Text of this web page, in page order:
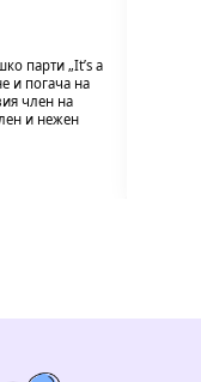
парти „It’s a
и погача на
член на
и нежен